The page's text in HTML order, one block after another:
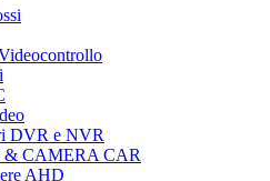
DVR e NVR
CAMERA CAR
AHD